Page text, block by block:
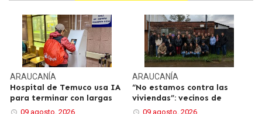
ARAUCANÍA
Hospital de Temuco usa IA
para terminar con largas
09 agosto, 2026
ARAUCANÍA
“No estamos contra las
viviendas”: vecinos de
09 agosto, 2026